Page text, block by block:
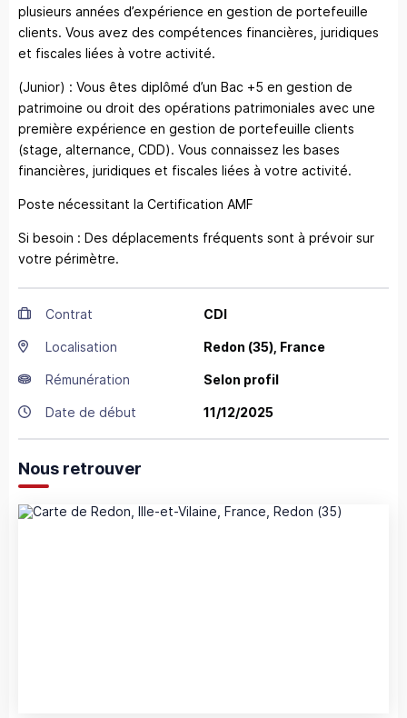
plusieurs années d’expérience en gestion de portefeuille
clients. Vous avez des compétences financières, juridiques
et fiscales liées à votre activité.
(Junior) : Vous êtes diplômé d’un Bac +5 en gestion de
patrimoine ou droit des opérations patrimoniales avec une
première expérience en gestion de portefeuille clients
(stage, alternance, CDD). Vous connaissez les bases
financières, juridiques et fiscales liées à votre activité.
Poste nécessitant la Certification AMF
Si besoin : Des déplacements fréquents sont à prévoir sur
votre périmètre.
Contrat CDI
Localisation Redon (35), France
Rémunération Selon profil
Date de début 11/12/2025
Nous retrouver